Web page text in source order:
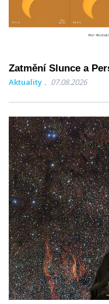
Zatmění Slunce a
Aktuality 07.08.2026